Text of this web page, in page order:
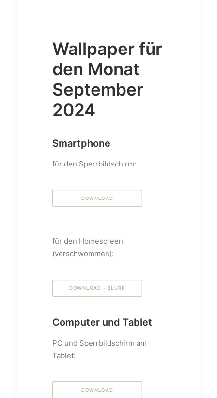
Wallpaper für
den Monat
September
2024
Smartphone
für den Sperrbildschirm:
DOWNLOAD
für den Homescreen
(verschwommen):
DOWNLOAD - BLURR
Computer und Tablet
PC und Sperrbildschirm am
Tablet:
DOWNLOAD